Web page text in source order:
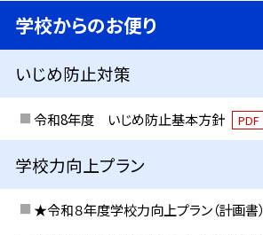
学校からのお便り
いじめ防止対策
令和8年度 いじめ防止基本方針 PDF
学校力向上プラン
★令和８年度学校力向上プラン（計画書）